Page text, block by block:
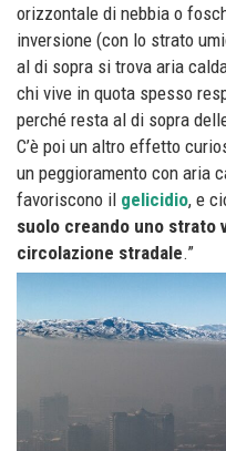
orizzontale di nebbia o
inversione (con lo strato
al di sopra si trova aria
chi vive in quota spesso
perché resta al di sopra
C’è poi un altro effetto
un peggioramento con aria
favoriscono il gelicidio, e
suolo creando uno strato
circolazione stradale.”